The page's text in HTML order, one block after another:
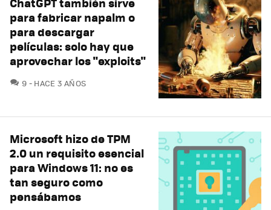
para fabricar napalm o
para descargar
películas: solo hay que
aprovechar los "exploits"
9 COMENTARIOS
HACE 3 AÑOS
Microsoft hizo de TPM
2.0 un requisito esencial
para Windows 11: no es
tan seguro como
pensábamos